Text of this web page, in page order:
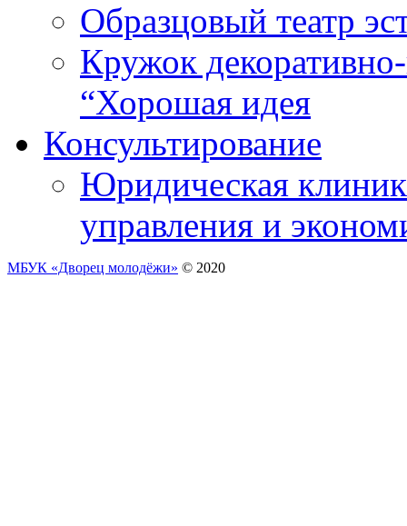
Образцовый театр
Кружок
“Хорошая идея
Консультирование
Юридическая
управления и
МБУК «Дворец молодёжи» © 2020